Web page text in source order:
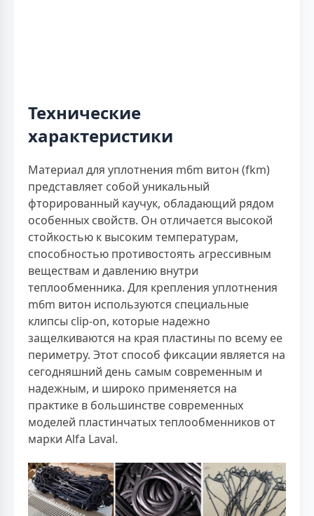
Технические
характеристики
Материал для уплотнения m6m витон (fkm)
представляет собой уникальный
фторированный каучук, обладающий рядом
особенных свойств. Он отличается высокой
стойкостью к высоким температурам,
способностью противостоять агрессивным
веществам и давлению внутри
теплообменника. Для крепления уплотнения
m6m витон используются специальные
клипсы clip-on, которые надежно
защелкиваются на края пластины по всему ее
периметру. Этот способ фиксации является на
сегодняшний день самым современным и
надежным, и широко применяется на
практике в большинстве современных
моделей пластинчатых теплообменников от
марки Alfa Laval.